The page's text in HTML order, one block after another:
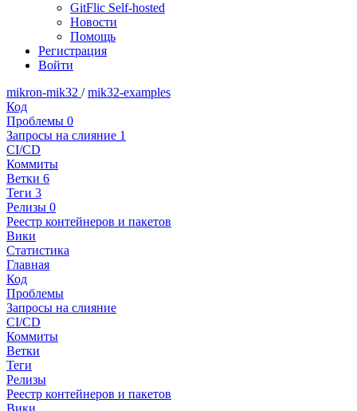
GitFlic Self-hosted
Новости
Помощь
Регистрация
Войти
mikron-mik32 / mik32-examples
Код
Проблемы 0
Запросы на слияние 1
CI/CD
Коммиты
Ветки 6
Теги 3
Релизы 0
Реестр контейнеров и пакетов
Вики
Статистика
Главная
Код
Проблемы
Запросы на слияние
CI/CD
Коммиты
Ветки
Теги
Релизы
Реестр контейнеров и пакетов